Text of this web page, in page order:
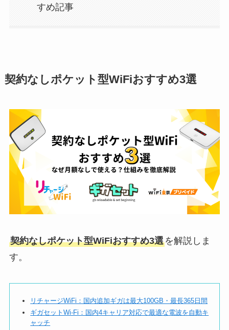
すめ記事
契約なしポケット型WiFiおすすめ3選
契約なしポケット型WiFiおすすめ3選を解説しま
す。
リチャージWiFi：国内追加ギガは最大100GB・最長365日間
ギガセットWi-Fi：国内4キャリア対応で最適な電波を自動キ
ャッチ